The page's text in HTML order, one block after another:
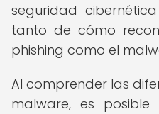
seguridad
tanto de cómo
phishing como el
Al comprender las
malware, es